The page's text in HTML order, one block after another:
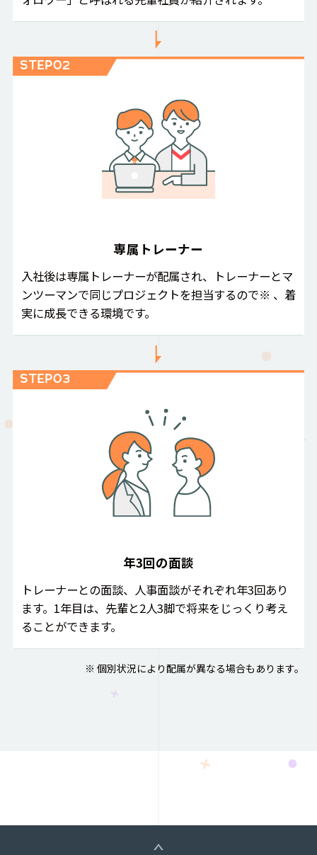
専属トレーナー
入社後は専属トレーナーが配属され、トレーナーとマ
ンツーマンで同じプロジェクトを担当するので※ 、着
実に成長できる環境です。
年3回の面談
トレーナーとの面談、人事面談がそれぞれ年3回あり
ます。1年目は、先輩と2人3脚で将来をじっくり考え
ることができます。
※ 個別状況により配属が異なる場合もあります。